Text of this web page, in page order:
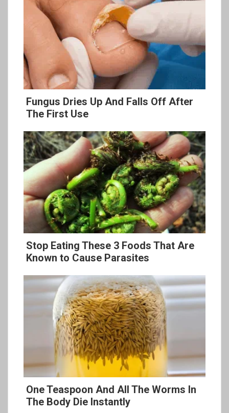
Fungus Dries Up And Falls Off After
The First Use
Stop Eating These 3 Foods That Are
Known to Cause Parasites
One Teaspoon And All The Worms In
The Body Die Instantly